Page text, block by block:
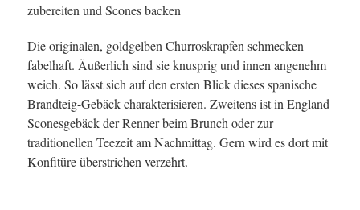
zubereiten und Scones backen
Die originalen, goldgelben Churroskrapfen schmecken
fabelhaft. Äußerlich sind sie knusprig und innen angenehm
weich. So lässt sich auf den ersten Blick dieses spanische
Brandteig-Gebäck charakterisieren. Zweitens ist in England
Sconesgebäck der Renner beim Brunch oder zur
traditionellen Teezeit am Nachmittag. Gern wird es dort mit
Konfitüre überstrichen verzehrt.